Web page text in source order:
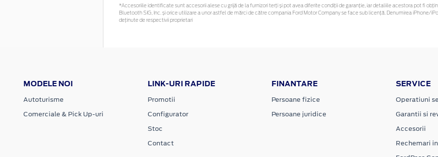
*Accesoriile identificate sunt accesorii alese cu grijă de la furnizori terți și pot avea diferite condiții de garanție, iar detaliile acestora pot fi
Bluetooth SIG, Inc. și orice utilizare a unor astfel de mărci de către compania Ford Motor Company se face sub licență. Denumirea iPhone/
deținute de respectivii proprietari
MODELE NOI
Autoturisme
Comerciale & Pick Up-uri
LINK-URI RAPIDE
Promotii
Configurator
Stoc
Contact
FINANTARE
Persoane fizice
Persoane juridice
SERVICE
Operatiuni
Garantii si
Accesorii
Rechemari